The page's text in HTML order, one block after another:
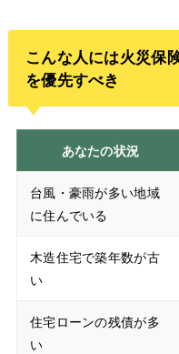
こんな人には火災保
を優先すべき
あなたの状況
台風・豪雨が多い地域
に住んでいる
木造住宅で築年数が古
い
住宅ローンの残債が多
い